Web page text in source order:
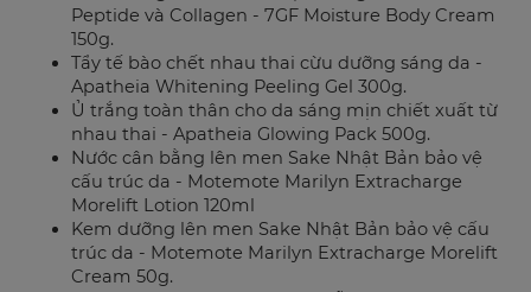
Peptide và Collagen - 7GF Moisture Body Cream
150g.
Tẩy tế bào chết nhau thai cừu dưỡng sáng da -
Apatheia Whitening Peeling Gel 300g.
Ủ trắng toàn thân cho da sáng mịn chiết xuất từ
nhau thai - Apatheia Glowing Pack 500g.
Nước cân bằng lên men Sake Nhật Bản bảo vệ
cấu trúc da - Motemote Marilyn Extracharge
Morelift Lotion 120ml
Kem dưỡng lên men Sake Nhật Bản bảo vệ cấu
trúc da - Motemote Marilyn Extracharge Morelift
Cream 50g.